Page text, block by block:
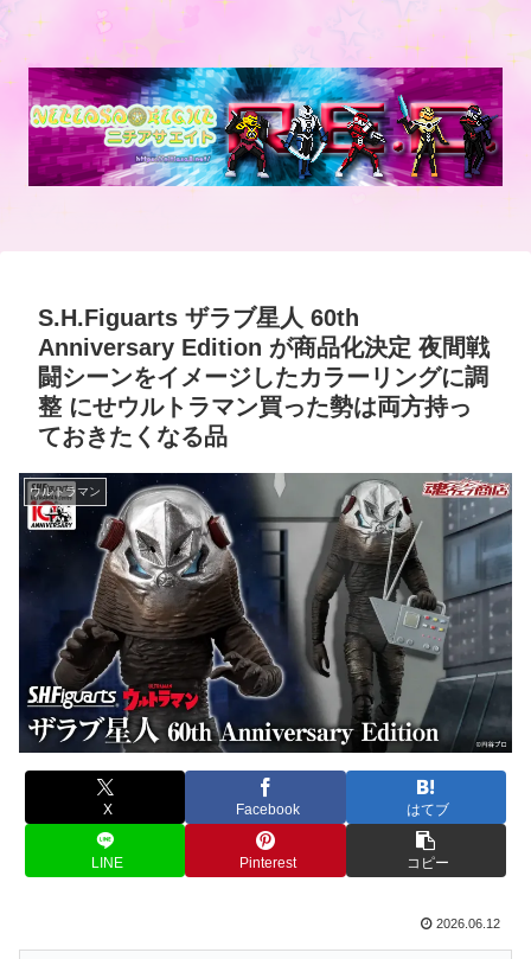
S.H.Figuarts ザラブ星人 60th
Anniversary Edition が商品化決定 夜間戦
闘シーンをイメージしたカラーリングに調
整 にせウルトラマン買った勢は両方持っ
ておきたくなる品
ウルトラマン
X Facebook はてブ
LINE Pinterest コピー
2026.06.12